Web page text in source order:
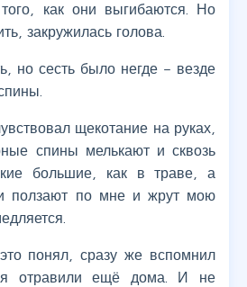
как они выгибаются. Но
закружилась голова.
но сесть было негде – везде
щекотание на руках,
спины мелькают и сквозь
большие, как в траве, а
ползают по мне и жрут мою
понял, сразу же вспомнил
отравили ещё дома. И не